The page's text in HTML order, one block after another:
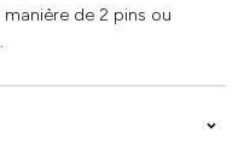
manière de 2 pins ou